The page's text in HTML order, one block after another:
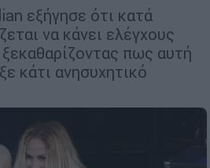
εξήγησε ότι κατά
να κάνει ελέγχους
ξεκαθαρίζοντας πως αυτή
κάτι ανησυχητικό